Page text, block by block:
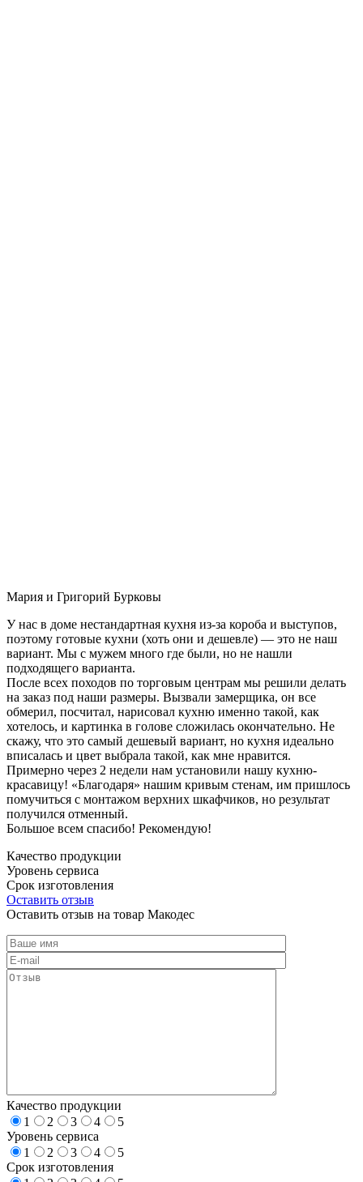
Мария и Григорий Бурковы
У нас в доме нестандартная кухня из-за короба и выступов,
поэтому готовые кухни (хоть они и дешевле) — это не наш
вариант. Мы с мужем много где были, но не нашли
подходящего варианта.
После всех походов по торговым центрам мы решили делать
на заказ под наши размеры. Вызвали замерщика, он все
обмерил, посчитал, нарисовал кухню именно такой, как
хотелось, и картинка в голове сложилась окончательно. Не
скажу, что это самый дешевый вариант, но кухня идеально
вписалась и цвет выбрала такой, как мне нравится.
Примерно через 2 недели нам установили нашу кухню-
красавицу! «Благодаря» нашим кривым стенам, им пришлось
помучиться с монтажом верхних шкафчиков, но результат
получился отменный.
Большое всем спасибо! Рекомендую!
Качество продукции
Уровень сервиса
Срок изготовления
Оставить отзыв
Оставить отзыв на товар Макодес
Качество продукции
1
2 3 4
5
Уровень сервиса
1
2 3 4
5
Срок изготовления